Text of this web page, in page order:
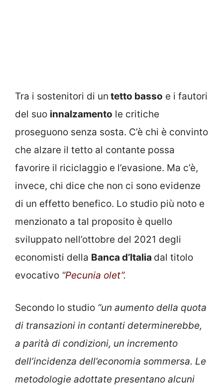
Tra i sostenitori di un tetto basso e i fautori
del suo innalzamento le critiche
proseguono senza sosta. C’è chi è convinto
che alzare il tetto al contante possa
favorire il riciclaggio e l’evasione. Ma c’è,
invece, chi dice che non ci sono evidenze
di un effetto benefico. Lo studio più noto e
menzionato a tal proposito è quello
sviluppato nell’ottobre del 2021 degli
economisti della Banca d’Italia dal titolo
evocativo “Pecunia olet”.
Secondo lo studio “un aumento della quota
di transazioni in contanti determinerebbe,
a parità di condizioni, un incremento
dell’incidenza dell’economia sommersa. Le
metodologie adottate presentano alcuni